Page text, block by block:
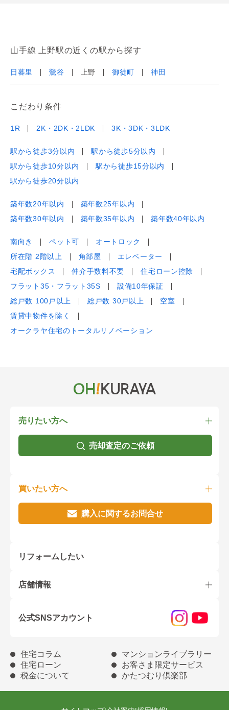
山手線 上野駅の近くの駅から探す
日暮里 鶯谷 上野 御徒町 神田
こだわり条件
1R 2K・2DK・2LDK 3K・3DK・3LDK
駅から徒歩3分以内
駅から徒歩5分以内
駅から徒歩10分以内
駅から徒歩15分以内
駅から徒歩20分以内
築年数20年以内
築年数25年以内
築年数30年以内
築年数35年以内 築年数40年以内
南向き ペット可
オートロック
所在階 2階以上
角部屋
エレベーター
宅配ボックス
仲介手数料不要
住宅ローン控除
フラット35・フラット35S
設備10年保証
総戸数 100戸以上
総戸数 30戸以上
空室
賃貸中物件を除く
オークラヤ住宅のトータルリノベーション
売りたい方へ
売却査定のご依頼
買いたい方へ
購入に関するお問合せ
リフォームしたい
店舗情報
公式SNSアカウント
住宅コラム
マンションライブラリー
住宅ローン
お客さま限定サービス
税金について
かたつむり倶楽部